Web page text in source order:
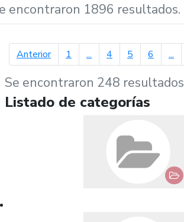
encontraron 1896 resultados.
Anteriorpágina anterior
1 ... 4 5 6 ...
Se encontraron 248 resultados
Listado de categorías